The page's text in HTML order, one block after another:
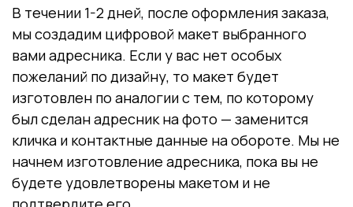
В течении 1-2 дней, после оформления заказа,
мы создадим цифровой макет выбранного
вами адресника. Если у вас нет особых
пожеланий по дизайну, то макет будет
изготовлен по аналогии с тем, по которому
был сделан адресник на фото — заменится
кличка и контактные данные на обороте. Мы не
начнем изготовление адресника, пока вы не
будете удовлетворены макетом и не